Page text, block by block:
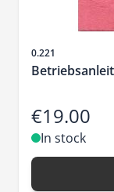
Sku
0.221
€19.00
In stock